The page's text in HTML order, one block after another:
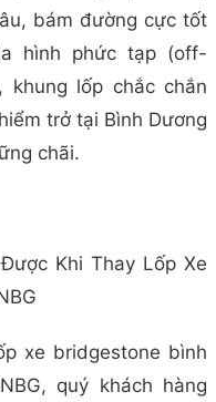
bám đường cực tốt
hình phức tạp (off-
khung lốp chắc chắn
trở tại Bình Dương
chãi.
Khi Thay Lốp Xe
xe bridgestone bình
quý khách hàng